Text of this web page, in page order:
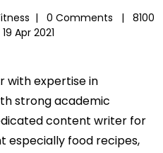
| 0 Comments |
8100
19 Apr 2021
with expertise in
strong academic
content writer for
especially food recipes,